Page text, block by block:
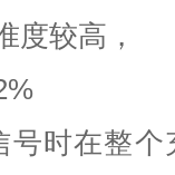
度较高，
时在整个